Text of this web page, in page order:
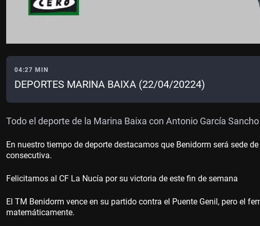
04:27 MIN
DEPORTES MARINA BAIXA (22/04/20224)
Todo el deporte de la Marina Baixa con Antonio García Sancho
En nuestro tiempo de deporte destacamos que Benidorm será sede
consecutiva.
Felicitamos al CF La Nucía por su victoria de este fin de semana
El TM Benidorm vence en su partido contra el Puente Genil, pero el
matemáticamente.